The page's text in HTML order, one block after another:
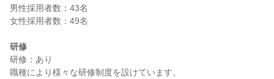
男性採用者数：43名
女性採用者数：49名
研修
研修：あり